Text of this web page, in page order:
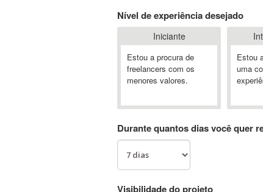
3GSM
4D Dimension
802.11
A&P
A-GPS
Ab Initio
Nível de experiência desejado
Iniciante
Estou a procura de
freelancers com os
menores valores.
Estou
uma
Durante quantos dias você quer
Visibilidade do projeto